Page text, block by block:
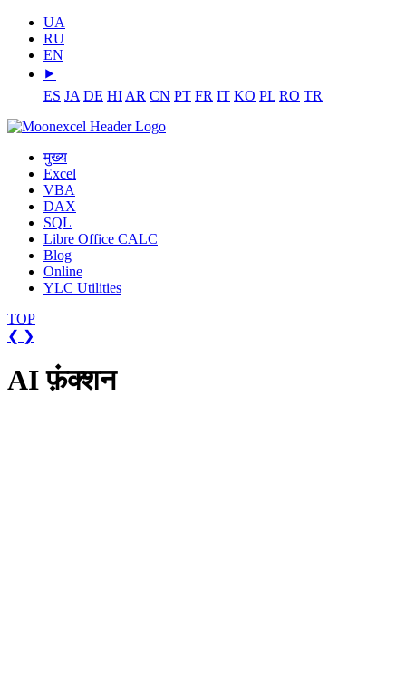
UA
RU
EN
⯈
ES JA DE HI AR CN PT FR IT KO PL RO TR
मुख्य
Excel
VBA
DAX
SQL
Libre Office CALC
Blog
Online
YLC Utilities
TOP
❮ ❯
AI फ़ंक्शन